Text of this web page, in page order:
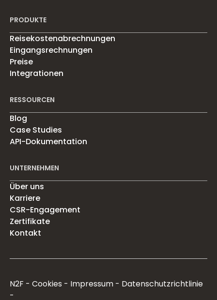
PRODUKTE
Reisekostenabrechnungen
Eingangsrechnungen
Preise
Integrationen
RESSOURCEN
Blog
Case Studies
API-Dokumentation
UNTERNEHMEN
Über uns
Karriere
CSR-Engagement
Zertifikate
Kontakt
N2F Cookies Impressum Datenschutzrichtlinie